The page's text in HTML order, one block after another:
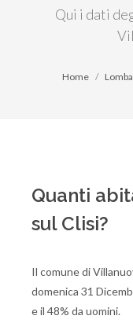
Qui i dati
Home
Quanti
sul Clisi?
Il comune di
domenica 31
e il 48% da uomini.